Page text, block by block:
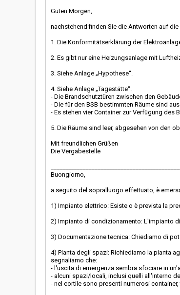
Guten Morgen,
nachstehend finden Sie die Antworten auf
1. Die Konformitätserklärung der
2. Es gibt nur eine Heizungsanlage mit
3. Siehe Anlage „Hypothese“.
4. Siehe Anlage „Tagestätte“.
- Die Brandschutztüren zwischen den
- Die für den BSB bestimmten Räume sind
- Es stehen vier Container zur Verfügung des
5. Die Räume sind leer, abgesehen von den
Mit freundlichen Grüßen
Die Vergabestelle
Buongiorno,
a seguito del sopralluogo effettuato, è
1) Impianto elettrico: Esiste o è prevista la
2) Impianto di condizionamento: L'impianto
3) Documentazione tecnica: Chiediamo di
4) Pianta degli spazi: Richiediamo la pianta
segnaliamo che:
- l'uscita di emergenza sembra sfociare in
- alcuni spazi/locali, inclusi quelli all'interno
- nel cortile sono presenti numerosi